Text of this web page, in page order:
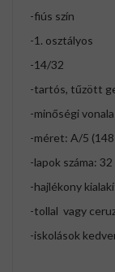
-fiús szín
-1. osztályos
-14/32
-tartós, tűzött
-minőségi
-méret: A/5 (148
-lapok száma: 32
-hajlékony
-tollal vagy
-iskolások